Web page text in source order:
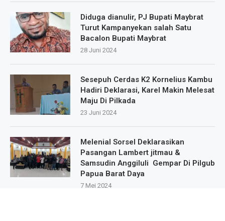
Diduga dianulir, PJ Bupati Maybrat
Turut Kampanyekan salah Satu
Bacalon Bupati Maybrat
28 Juni 2024
Sesepuh Cerdas K2 Kornelius Kambu
Hadiri Deklarasi, Karel Makin Melesat
Maju Di Pilkada
23 Juni 2024
Melenial Sorsel Deklarasikan
Pasangan Lambert jitmau &
Samsudin Anggiluli Gempar Di Pilgub
Papua Barat Daya
7 Mei 2024